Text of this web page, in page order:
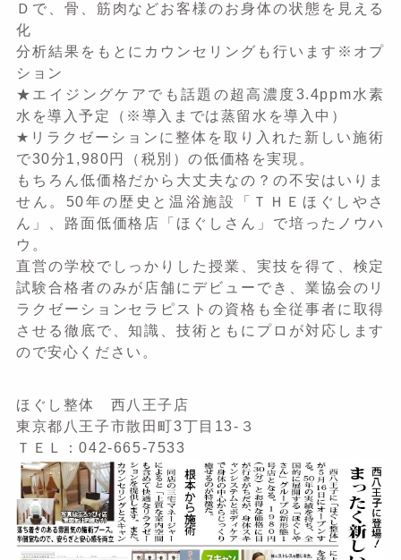
Ｄで、骨、筋肉などお客様のお身体の状態を見える
化
分析結果をもとにカウンセリングも行います※オプ
ション
★エイジングケアでも話題の超高濃度3.4ppm水素
水を導入予定（※導入までは蒸留水を導入中）
★リラクゼーションに整体を取り入れた新しい施術
で30分1,980円（税別）の低価格を実現。
もちろん低価格だから大丈夫なの？の不安はいりま
せん。50年の歴史と温浴施設「ＴＨＥほぐしやさ
ん」、路面低価格店「ほぐしさん」で培ったノウハ
ウ。
直営の学校でしっかりした授業、実技を得て、検定
試験合格者のみが店舗にデビューでき、業協会のリ
ラクゼーションセラピストの資格も全従事者に取得
させる徹底で、知識、技術ともにプロが対応します
ので安心ください。
ほぐし整体 西八王子店
東京都八王子市散田町3丁目13-３
ＴＥＬ：042-665-7533